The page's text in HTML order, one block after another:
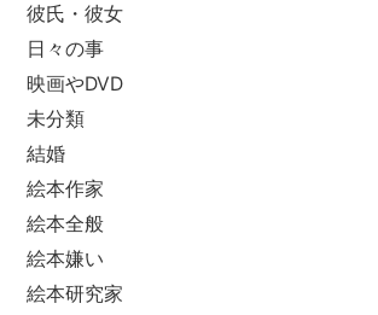
彼氏・彼女
日々の事
映画やDVD
未分類
結婚
絵本作家
絵本全般
絵本嫌い
絵本研究家